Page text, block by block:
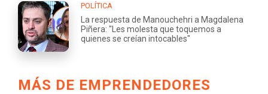
POLÍTICA
La respuesta de Manouchehri a Magdalena
Piñera: "Les molesta que toquemos a
quienes se creían intocables"
MÁS DE EMPRENDEDORES